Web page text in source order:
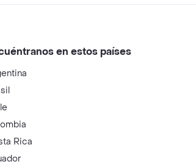
en estos países
Rica